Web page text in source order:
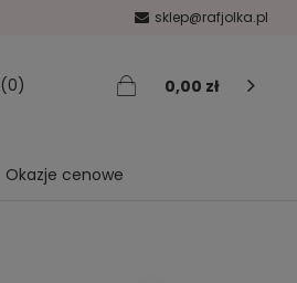
sklep@rafjolka.pl
0 0,00 zł
Okazje cenowe